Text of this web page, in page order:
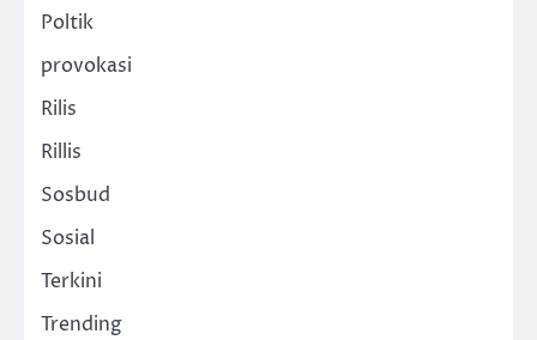
Poltik
provokasi
Rilis
Rillis
Sosbud
Sosial
Terkini
Trending